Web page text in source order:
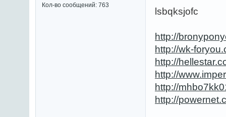
Кол-во сообщений: 763
lsbqksjofc
http://
http://wk-
http://
http://
http://
http://